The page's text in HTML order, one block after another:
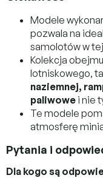
Modele
pozwala na
samolotów w
Kolekcja
lotniskowego,
naziemnej,
paliwowe i nie
Te modele
atmosferę
Pytania i
Dla kogo są